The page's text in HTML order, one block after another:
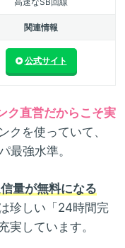
関連情報
公式サイト
ク直営だからこそ実
クを使っていて、
最強水準。
量が無料になる
珍しい「24時間完
実しています。